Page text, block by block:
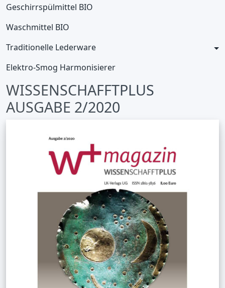
Geschirrspülmittel BIO
Waschmittel BIO
Traditionelle Lederware
Elektro-Smog Harmonisierer
WISSENSCHAFFTPLUS
AUSGABE 2/2020